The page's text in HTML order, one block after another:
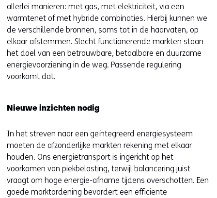
allerlei manieren: met gas, met elektriciteit, via een
warmtenet of met hybride combinaties. Hierbij kunnen we
de verschillende bronnen, soms tot in de haarvaten, op
elkaar afstemmen. Slecht functionerende markten staan
het doel van een betrouwbare, betaalbare en duurzame
energievoorziening in de weg. Passende regulering
voorkomt dat.
Nieuwe inzichten nodig
In het streven naar een geïntegreerd energiesysteem
moeten de afzonderlijke markten rekening met elkaar
houden. Ons energietransport is ingericht op het
voorkomen van piekbelasting, terwijl balancering juist
vraagt om hoge energie-afname tijdens overschotten. Een
goede marktordening bevordert een efficiënte